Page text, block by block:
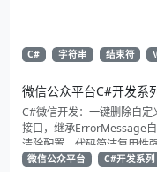
C# 字符串 结束符
微信公众平台C#开发系
C#微信开发：一键删除自
接口，继承ErrorMessage
清除配置。代码简洁复用性
取状态。适合动态管理公众
微信公众平台 C#开发系列